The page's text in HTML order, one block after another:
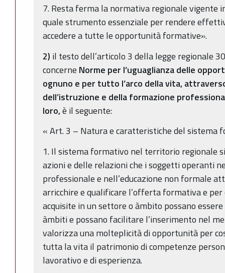
7. Resta ferma la normativa regionale vigente
quale strumento essenziale per rendere
accedere a tutte le opportunità formative».
2) il testo dell’articolo 3 della legge regionale
concerne Norme per l’uguaglianza delle
ognuno e per tutto l’arco della vita,
dell’istruzione e della formazione
loro,è il seguente:
« Art. 3 – Natura e caratteristiche del sistema
1. Il sistema formativo nel territorio regionale
azioni e delle relazioni che i soggetti operanti
professionale e nell’educazione non formale
arricchire e qualificare l’offerta formativa e
acquisite in un settore o àmbito possano
àmbiti e possano facilitare l’inserimento nel
valorizza una molteplicità di opportunità per
tutta la vita il patrimonio di competenze
lavorativo e di esperienza.